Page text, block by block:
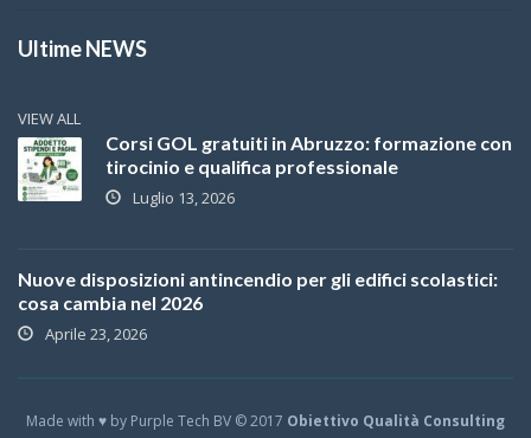
Ultime NEWS
VIEW ALL
Corsi GOL gratuiti in Abruzzo: formazione con
tirocinio e qualifica professionale
Luglio 13, 2026
Nuove disposizioni antincendio per gli edifici scolastici:
cosa cambia nel 2026
Aprile 23, 2026
Made with ♥ by Purple Tech BV © 2017 Obiettivo Qualità Consulting